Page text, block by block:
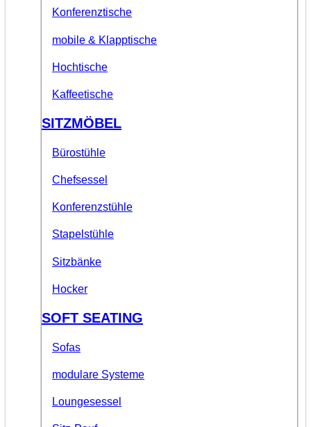
Konferenztische
mobile & Klapptische
Hochtische
Kaffeetische
SITZMÖBEL
Bürostühle
Chefsessel
Konferenzstühle
Stapelstühle
Sitzbänke
Hocker
SOFT SEATING
Sofas
modulare Systeme
Loungesessel